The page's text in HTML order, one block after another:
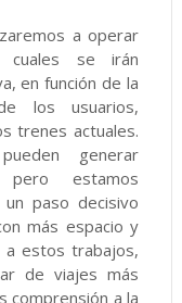
a operar
se irán
en función de la
los usuarios,
trenes actuales.
generar
pero estamos
paso decisivo
más espacio y
a estos trabajos,
de viajes más
comprensión a la